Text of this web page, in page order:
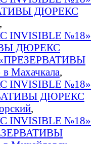
ДЮРЕКС
,
INVISIBLE №18»
ДЮРЕКС
Махачкала,
INVISIBLE №18»
ДЮРЕКС
,
INVISIBLE №18»